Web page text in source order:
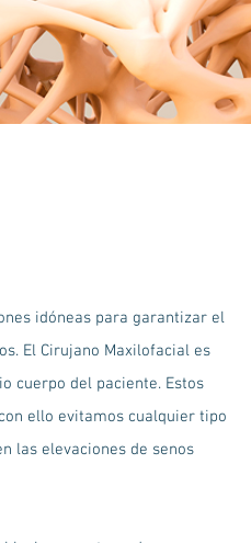
idóneas para garantizar el
El Cirujano Maxilofacial es
cuerpo del paciente. Estos
ello evitamos cualquier tipo
las elevaciones de senos